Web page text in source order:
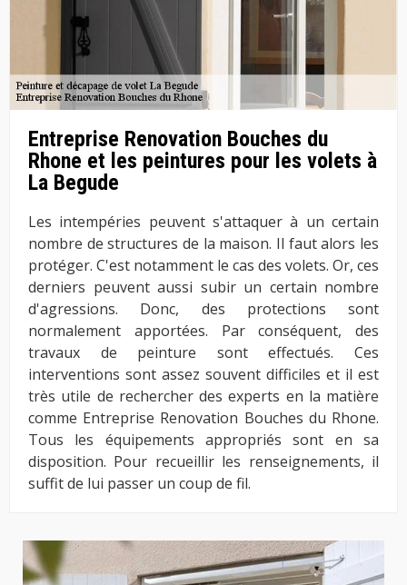
Entreprise Renovation Bouches du
Rhone et les peintures pour les volets à
La Begude
Les intempéries peuvent s'attaquer à un certain
nombre de structures de la maison. Il faut alors les
protéger. C'est notamment le cas des volets. Or, ces
derniers peuvent aussi subir un certain nombre
d'agressions. Donc, des protections sont
normalement apportées. Par conséquent, des
travaux de peinture sont effectués. Ces
interventions sont assez souvent difficiles et il est
très utile de rechercher des experts en la matière
comme Entreprise Renovation Bouches du Rhone.
Tous les équipements appropriés sont en sa
disposition. Pour recueillir les renseignements, il
suffit de lui passer un coup de fil.